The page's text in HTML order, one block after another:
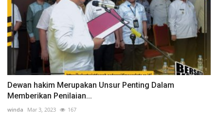
Dewan hakim Merupakan Unsur Penting Dalam
Memberikan Penilaian...
winda Mar 3, 2023 167